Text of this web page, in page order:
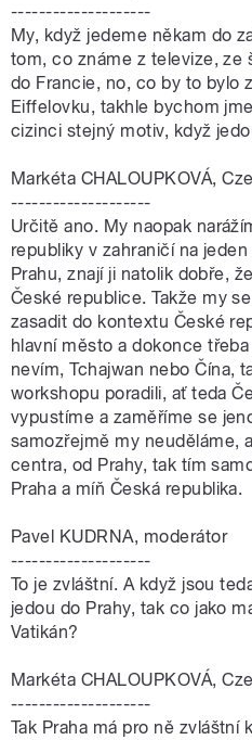
--------------------
My, když jedeme někam do
tom, co známe z televize, ze
do Francie, no, co by to bylo
Eiffelovku, takhle bychom
cizinci stejný motiv, když
Markéta CHALOUPKOVÁ,
--------------------
Určitě ano. My naopak
republiky v zahraničí na
Prahu, znají ji natolik dobře,
České republice. Takže my
zasadit do kontextu České
hlavní město a dokonce
nevím, Tchajwan nebo Čína,
workshopu poradili, ať teda
vypustíme a zaměříme se
samozřejmě my neuděláme,
centra, od Prahy, tak tím
Praha a míň Česká republika.
Pavel KUDRNA, moderátor
--------------------
To je zvláštní. A když jsou
jedou do Prahy, tak co jako
Vatikán?
Markéta CHALOUPKOVÁ,
--------------------
Tak Praha má pro ně zvláštní